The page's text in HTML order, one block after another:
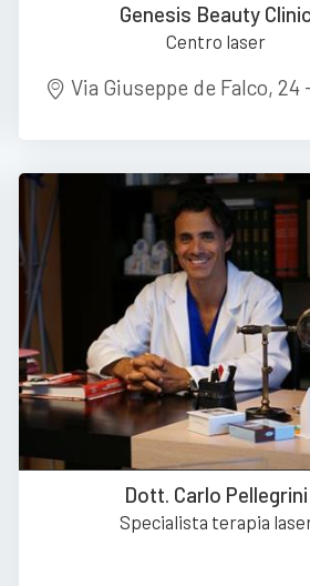
Genesis Beauty Clinic
Centro laser
Via Giuseppe de Falco, 24
Dott. Carlo Pellegrini
Specialista terapia